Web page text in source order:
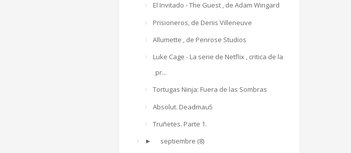
El Invitado - The Guest , de Adam Wingard
Prisioneros, de Denis Villeneuve
Allumette , de Penrose Studios
Luke Cage - La serie de Netflix , critica de la
pr...
Tortugas Ninja: Fuera de las Sombras
Absolut. Deadmau5
Truñetes. Parte 1.
► septiembre (8)